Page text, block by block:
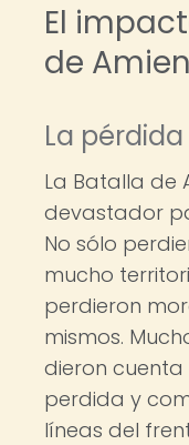
El
de
La
La Batalla de
devastador
No sólo
mucho
perdieron
mismos.
dieron
perdida y
líneas del